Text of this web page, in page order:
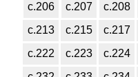
с.206
с.207 с.208
с.213
с.215 с.217
с.222
с.223 с.224